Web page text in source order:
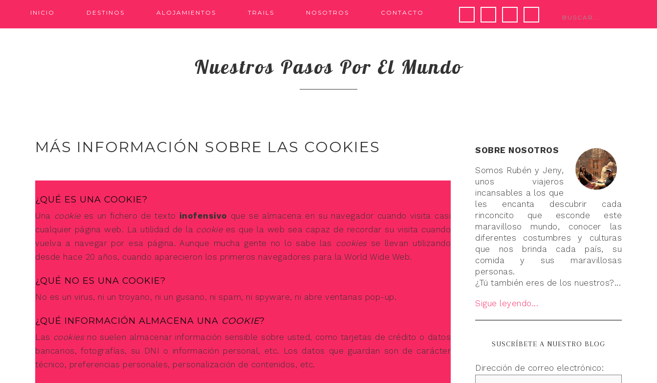
INICIO DESTINOS ALOJAMIENTOS TRAILS NOSOTROS CONTACTO
Nuestros Pasos Por El Mundo
MÁS INFORMACIÓN SOBRE LAS COOKIES
¿QUÉ ES UNA COOKIE?
Una cookiees un fichero de texto inofensivo que se almacena en su navegador cuando visita casi
cualquier página web. La utilidad de la cookiees que la web sea capaz de recordar su visita cuando
vuelva a navegar por esa página. Aunque mucha gente no lo sabe las cookies se llevan utilizando
desde hace 20 años, cuando aparecieron los primeros navegadores para la World Wide Web.
¿QUÉ NO ES UNA COOKIE?
No es un virus, ni un troyano, ni un gusano, ni spam, ni spyware, ni abre ventanas pop-up.
¿QUÉ INFORMACIÓN ALMACENA UNA COOKIE?
Las cookies no suelen almacenar información sensible sobre usted, como tarjetas de crédito o datos
bancarios, fotografías, su DNI o información personal, etc. Los datos que guardan son de carácter
técnico, preferencias personales, personalización de contenidos, etc.
SOBRE NOSOTROS
Somos Rubén y Jeny,
unos viajeros
incansables a los que
les encanta descubrir cada
rinconcito que esconde este
maravilloso mundo, conocer las
diferentes costumbres y culturas
que nos brinda cada país, su
comida y sus maravillosas
personas.
¿Tú también eres de los nuestros?...
Sigue leyendo...
SUSCRÍBETE A NUESTRO BLOG
Dirección de correo electrónico: